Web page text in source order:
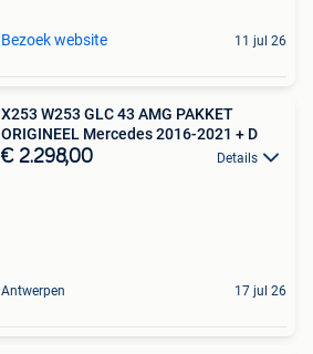
Bezoek website 11 jul 26
X253 W253 GLC 43 AMG PAKKET
ORIGINEEL Mercedes 2016-2021 + D
€ 2.298,00 Details
Antwerpen 17 jul 26